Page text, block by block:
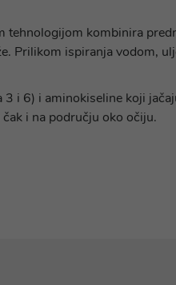
tehnologijom kombinira
Prilikom ispiranja vodom,
i 6) i aminokiseline koji
i na području oko očiju.